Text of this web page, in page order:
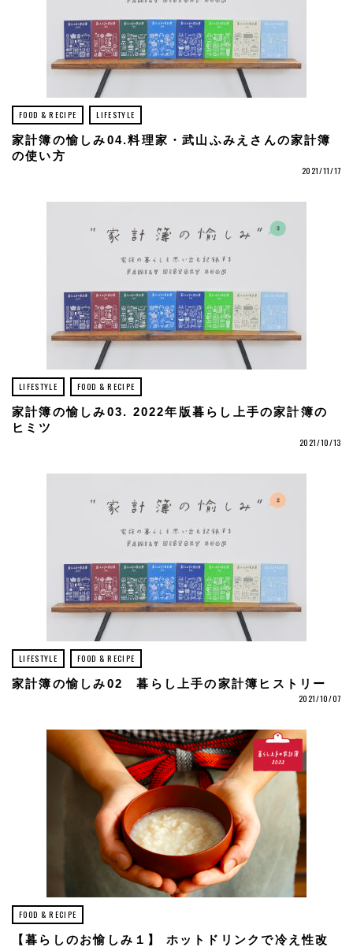
FOOD & RECIPE LIFESTYLE
家計簿の愉しみ04.料理家・武山ふみえさんの家計簿
の使い方
2021/11/17
LIFESTYLE FOOD & RECIPE
家計簿の愉しみ03. 2022年版暮らし上手の家計簿の
ヒミツ
2021/10/13
LIFESTYLE FOOD & RECIPE
家計簿の愉しみ02 暮らし上手の家計簿ヒストリー
2021/10/07
FOOD & RECIPE
【暮らしのお愉しみ１】 ホットドリンクで冷え性改